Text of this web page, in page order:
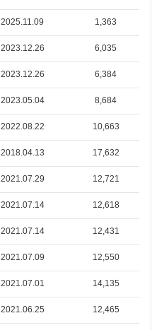
2025.11.09 1,363
2023.12.26 6,035
2023.12.26 6,384
2023.05.04 8,684
2022.08.22 10,663
2018.04.13 17,632
2021.07.29 12,721
2021.07.14 12,618
2021.07.14 12,431
2021.07.09 12,550
2021.07.01 14,135
2021.06.25 12,465